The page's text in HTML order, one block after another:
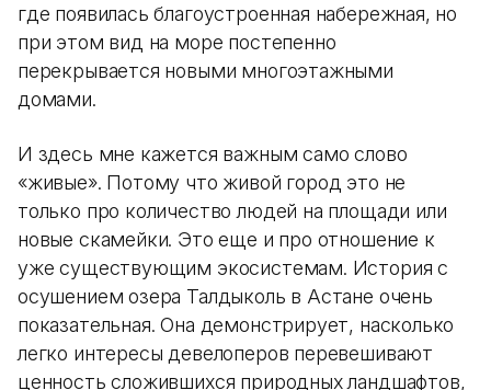
где появилась благоустроенная набережная, но
при этом вид на море постепенно
перекрывается новыми многоэтажными
домами.
И здесь мне кажется важным само слово
«живые». Потому что живой город это не
только про количество людей на площади или
новые скамейки. Это еще и про отношение к
уже существующим экосистемам. История с
осушением озера Талдыколь в Астане очень
показательная. Она демонстрирует, насколько
легко интересы девелоперов перевешивают
ценность сложившихся природных ландшафтов,